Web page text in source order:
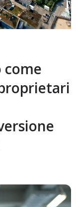
come